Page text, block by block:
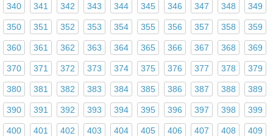
340 341 342 343 344 345 346 347 348 349
350 351 352 353 354 355 356 357 358 359
360 361 362 363 364 365 366 367 368 369
370 371 372 373 374 375 376 377 378 379
380 381 382 383 384 385 386 387 388 389
390 391 392 393 394 395 396 397 398 399
400 401 402 403 404 405 406 407 408 409